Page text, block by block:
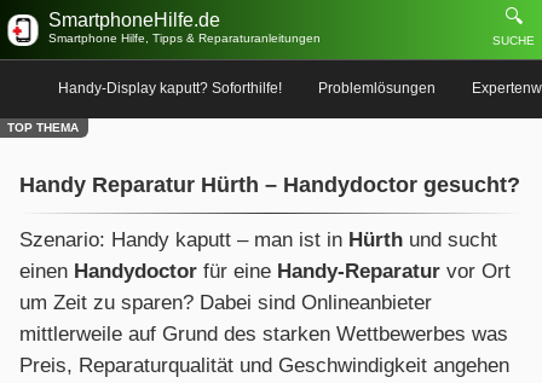
SmartphoneHilfe.de
Smartphone Hilfe, Tipps & Reparaturanleitungen
🔍
SUCHE
Handy-Display kaputt? Soforthilfe! Problemlösungen
TOP THEMA
Handy Reparatur Hürth – Handydoctor gesucht?
Szenario: Handy kaputt – man ist in Hürth und sucht
einen Handydoctor für eine Handy-Reparatur vor Ort
um Zeit zu sparen? Dabei sind Onlineanbieter
mittlerweile auf Grund des starken Wettbewerbes was
Preis, Reparaturqualität und Geschwindigkeit angehen